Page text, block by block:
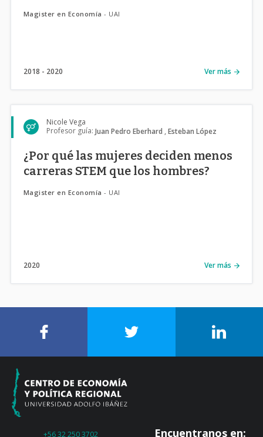
Magister en Economía - UAI
2018 2020 Ver más
Nicole Vega
Profesor guía: Juan Pedro Eberhard Esteban López
¿Por qué las mujeres deciden menos
carreras STEM que los hombres?
Magister en Economía- UAI
2020 Ver más
+56 32 250 3702 Encuentranos en: